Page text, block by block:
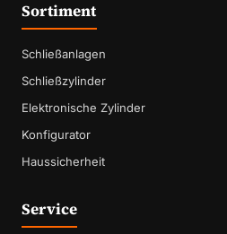
Sortiment
Schließanlagen
Schließzylinder
Elektronische Zylinder
Konfigurator
Haussicherheit
Service